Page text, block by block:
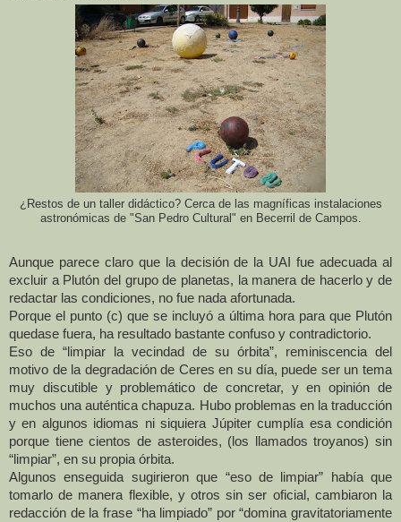
¿Restos de un taller didáctico? Cerca de las magníficas instalaciones
astronómicas de "San Pedro Cultural" en Becerril de Campos.
Aunque parece claro que la decisión de la UAI
fue adecuada al
excluir a Plutón del grupo de planetas, la manera de hacerlo y de
redactar las condiciones, no fue nada afortunada.
Porque el punto (c) que se incluyó a última hora para que Plutón
quedase fuera, ha resultado bastante confuso y contradictorio.
Eso de “limpiar la vecindad de su órbita”, reminiscencia del
motivo de la degradación de Ceres en su día, puede ser un tema
muy discutible y problemático de concretar, y en opinión de
muchos una auténtica chapuza. Hubo problemas en la traducción
y en algunos idiomas ni siquiera Júpiter cumplía esa condición
porque tiene cientos de asteroides, (los llamados troyanos) sin
“limpiar”, en su propia órbita.
Algunos enseguida sugirieron que “eso de limpiar” había que
tomarlo de manera flexible, y otros sin ser oficial, cambiaron la
redacción de la frase “ha limpiado” por “domina gravitatoriamente